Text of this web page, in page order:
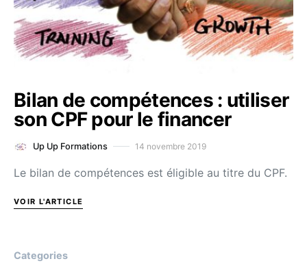
Bilan de compétences : utiliser
son CPF pour le financer
Up Up Formations 14 novembre 2019
Le bilan de compétences est éligible au titre du CPF.
VOIR L'ARTICLE
Categories